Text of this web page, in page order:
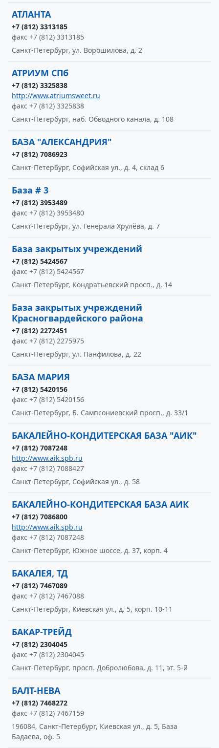
АТЛАНТА
+7 (812) 3313185
факс +7 (812) 3313185
Санкт-Петербург, ул. Ворошилова, д. 2
АТРИУМ СПб
+7 (812) 3325838
http://www.atriumsweet.ru
факс +7 (812) 3325838
Санкт-Петербург, наб. Обводного канала, д. 108
БАЗА "АЛЕКСАНДРИЯ"
+7 (812) 7086923
Санкт-Петербург, Софийская ул., д. 4, склад 6
База # 3
+7 (812) 3953489
факс +7 (812) 3953480
Санкт-Петербург, ул. Генерала Хрулёва, д. 7
База закрытых учреждений
+7 (812) 5424567
факс +7 (812) 5424567
Санкт-Петербург, Кондратьевский просп., д. 14
База закрытых учреждений
Красногвардейского района
+7 (812) 2272451
факс +7 (812) 2275975
Санкт-Петербург, ул. Панфилова, д. 22
БАЗА МАРИЯ
+7 (812) 5420156
факс +7 (812) 5420156
Санкт-Петербург, Б. Сампсониевский просп., д. 33/1
БАКАЛЕЙНО-КОНДИТЕРСКАЯ БАЗА "АИК"
+7 (812) 7087248
http://www.aik.spb.ru
факс +7 (812) 7088427
Санкт-Петербург, Софийская ул., д. 58
БАКАЛЕЙНО-КОНДИТЕРСКАЯ БАЗА АИК
+7 (812) 7086800
http://www.aik.spb.ru
факс +7 (812) 7087248
Санкт-Петербург, Южное шоссе, д. 37, корп. 4
БАКАЛЕЯ, ТД
+7 (812) 7467089
факс +7 (812) 7467088
Санкт-Петербург, Киевская ул., д. 5, корп. 10-11
БАКАР-ТРЕЙД
+7 (812) 2304045
факс +7 (812) 2304045
Санкт-Петербург, просп. Добролюбова, д. 11, эт. 5-й
БАЛТ-НЕВА
+7 (812) 7468272
факс +7 (812) 7467159
196084, Санкт-Петербург, Киевская ул., д. 5, База
Бадаева, оф. 5